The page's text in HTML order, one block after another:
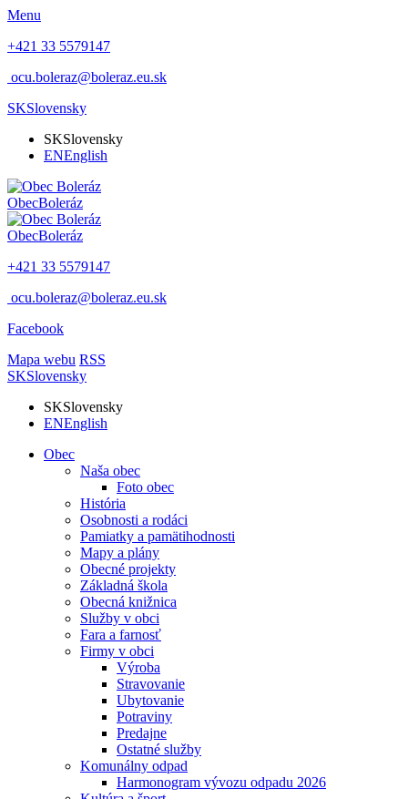
Menu
+421 33 5579147
ocu.boleraz@boleraz.eu.sk
SKSlovensky
SKSlovensky
ENEnglish
ObecBoleráz
ObecBoleráz
+421 33 5579147
ocu.boleraz@boleraz.eu.sk
Facebook
Mapa webu RSS
SKSlovensky
SKSlovensky
ENEnglish
Obec
Naša obec
Foto obec
História
Osobnosti a rodáci
Pamiatky a pamätihodnosti
Mapy a plány
Obecné projekty
Základná škola
Obecná knižnica
Služby v obci
Fara a farnosť
Firmy v obci
Výroba
Stravovanie
Ubytovanie
Potraviny
Predajne
Ostatné služby
Komunálny odpad
Harmonogram vývozu odpadu 2026